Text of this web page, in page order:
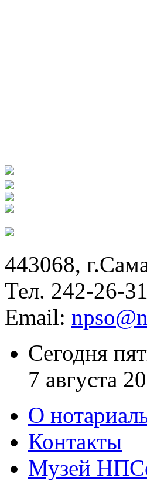
443068,
Тел. 242-26-31
Email:
Сегодня
7 августа
О
Контакты
Музей